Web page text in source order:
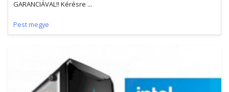
GARANCIÁVAL!! Kérésre ...
Pest megye